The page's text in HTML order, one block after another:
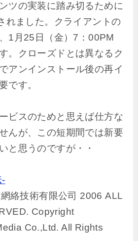
ツの実装に踏み切るために
れました。クライアントの
1月25日（金）7：00PM
。クローズドとは異なるク
アンインストール後の再イ
です。
ビスのためと思えば仕方な
んが、この短期間では新要
と思うのですが・・
-
絡技術有限公司 2006 ALL
Copyright
Co.,Ltd. All Rights